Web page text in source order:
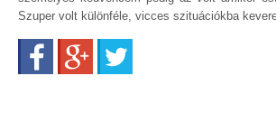
Szuper volt különféle, vicces szituációkba
FacebookGoogle+